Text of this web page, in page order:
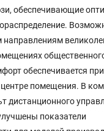
обеспечивающие
направлениям
обеспечивается
центре помещения. В
дистанционного
показатели